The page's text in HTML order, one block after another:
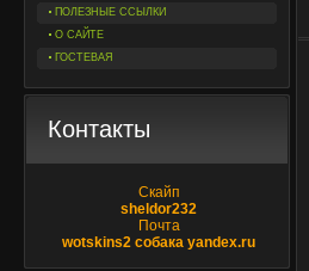
ПОЛЕЗНЫЕ ССЫЛКИ
О САЙТЕ
ГОСТЕВАЯ
Контакты
Скайп
sheldor232
Почта
wotskins2 собака yandex.ru